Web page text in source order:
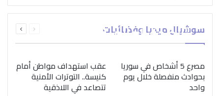
سوشيال ميديا وفضائيات الصفحةالصفحة
بمناسبة اليوم الدولي..
“الصحة العالمية” تؤكد
ضرورة اتباع نهج متكامل
لمواجهة إدمان المخدرات
مصرع 5 أشخاص في سوريا
بحوادث منفصلة خلال يوم
واحد
عقب استهداف مواطن أمام
كنيسة.. التوترات الأمنية
تتصاعد في اللاذقية